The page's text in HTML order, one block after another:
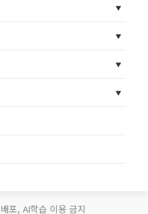
포, AI학습 이용 금지